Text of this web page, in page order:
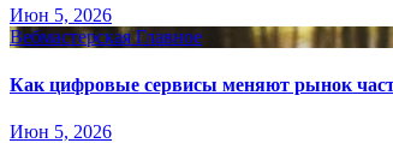
Июн 5, 2026
Вебмастерская Главное
Как цифровые сервисы меняют рынок
Июн 5, 2026